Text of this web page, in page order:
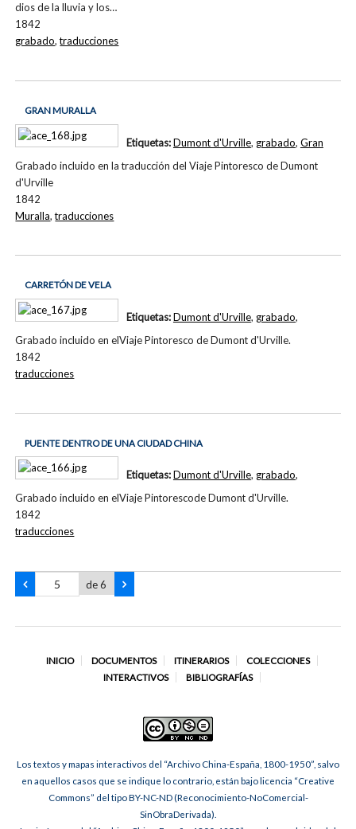
dios de la lluvia y los…
1842
grabado,traducciones
GRAN MURALLA
Grabado incluido en la traducción del Viaje Pintoresco de Dumont
d'Urville
1842
Etiquetas:Dumont d'Urville, grabado, Gran
Muralla,traducciones
CARRETÓN DE VELA
Grabado incluido en elViaje Pintoresco de Dumont d'Urville.
1842
Etiquetas:Dumont d'Urville, grabado,
traducciones
PUENTE DENTRO DE UNA CIUDAD CHINA
Grabado incluido en elViaje Pintorescode Dumont d'Urville.
1842
Etiquetas:Dumont d'Urville, grabado,
traducciones
de 6
INICIO DOCUMENTOS ITINERARIOS
COLECCIONES
INTERACTIVOS
BIBLIOGRAFÍAS
Los textos y mapas interactivos del “Archivo China-España, 1800-1950”, salvo
en aquellos casos que se indique lo contrario, están bajo licencia “Creative
Commons” del tipo BY-NC-ND (Reconocimiento-NoComercial-
SinObraDerivada).